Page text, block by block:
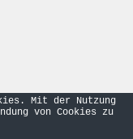
Mit der Nutzung
von Cookies zu